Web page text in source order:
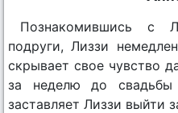
Познакомившись с
подруги, Лиззи
скрывает свое чувство
за неделю до свадьбы
заставляет Лиззи выйти